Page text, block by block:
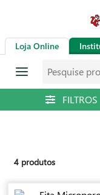
Loja Online
4 produtos